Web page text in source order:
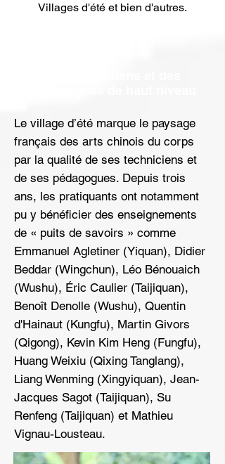
Villages d'été et bien d'autres.
Le village d’été marque le paysage
français des arts chinois du corps
par la qualité de ses techniciens et
de ses pédagogues. Depuis trois
ans, les pratiquants ont notamment
pu y bénéficier des enseignements
de « puits de savoirs » comme
Emmanuel Agletiner (Yiquan), Didier
Beddar (Wingchun), Léo Bénouaich
(Wushu), Éric Caulier (Taijiquan),
Benoît Denolle (Wushu), Quentin
d'Hainaut (Kungfu), Martin Givors
(Qigong), Kevin Kim Heng (Fungfu),
Huang Weixiu (Qixing Tanglang),
Liang Wenming (Xingyiquan), Jean-
Jacques Sagot (Taijiquan), Su
Renfeng (Taijiquan) et Mathieu
Vignau-Lousteau.